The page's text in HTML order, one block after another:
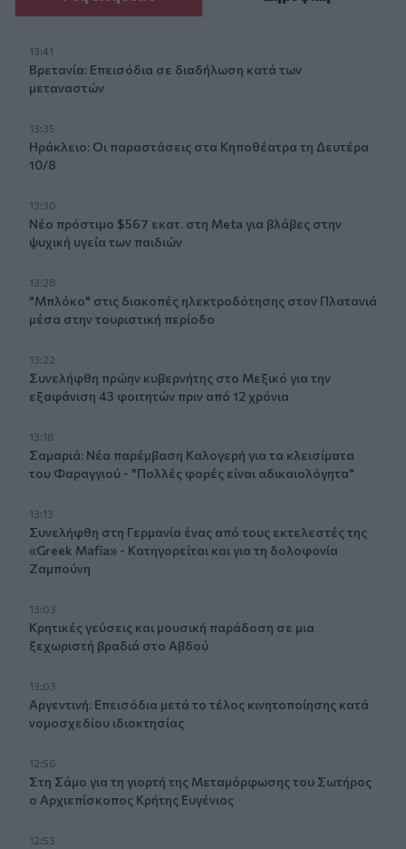
13:41
Βρετανία: Επεισόδια σε διαδήλωση κατά των
μεταναστών
13:35
Ηράκλειο: Οι παραστάσεις στα Κηποθέατρα τη Δευτέρα
10/8
13:30
Νέο πρόστιμο $567 εκατ. στη Meta για βλάβες στην
ψυχική υγεία των παιδιών
13:28
"Μπλόκο" στις διακοπές ηλεκτροδότησης στον Πλατανιά
μέσα στην τουριστική περίοδο
13:22
Συνελήφθη πρώην κυβερνήτης στο Μεξικό για την
εξαφάνιση 43 φοιτητών πριν από 12 χρόνια
13:18
Σαμαριά: Νέα παρέμβαση Καλογερή για τα κλεισίματα
του Φαραγγιού - "Πολλές φορές είναι αδικαιολόγητα"
13:13
Συνελήφθη στη Γερμανία ένας από τους εκτελεστές της
«Greek Mafia» - Κατηγορείται και για τη δολοφονία
Ζαμπούνη
13:03
Κρητικές γεύσεις και μουσική παράδοση σε μια
ξεχωριστή βραδιά στο Αβδού
13:03
Αργεντινή: Επεισόδια μετά το τέλος κινητοποίησης κατά
νομοσχεδίου ιδιοκτησίας
12:56
Στη Σάμο για τη γιορτή της Μεταμόρφωσης του Σωτήρος
ο Αρχιεπίσκοπος Κρήτης Ευγένιος
12:53